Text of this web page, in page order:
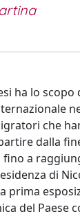
ha lo scopo
che
dalla
fino a
di
prima
del Paese